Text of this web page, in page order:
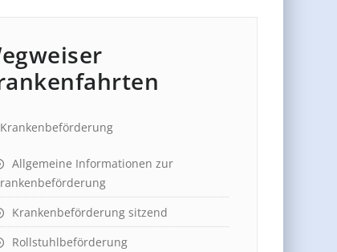
Krankenbeförderung
Allgemeine Informationen zur
Krankenbeförderung sitzend
Rollstuhlbeförderung